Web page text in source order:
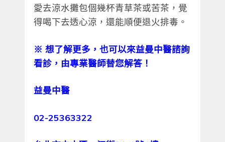
愛去涼水攤包個幾杯青草茶或苦茶，覺
得喝下去透心涼，還能順便退火排毒。
※ 想了解更多，也可以來益曼中醫諮詢
看診，由專業醫師替您解答！
益曼中醫
02-25363322